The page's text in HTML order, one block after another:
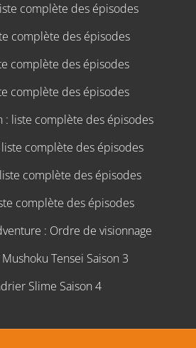
complète des épisodes
complète des épisodes
complète des épisodes
complète des épisodes
: liste complète des épisodes
liste complète des épisodes
complète des épisodes
complète des épisodes
: Ordre de visionnage
Tensei Saison 3
Slime Saison 4